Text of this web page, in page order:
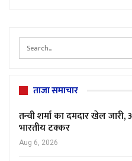
ताजा समाचार
तन्वी शर्मा का दमदार खेल जारी,
भारतीय टक्कर
Aug 6, 2026